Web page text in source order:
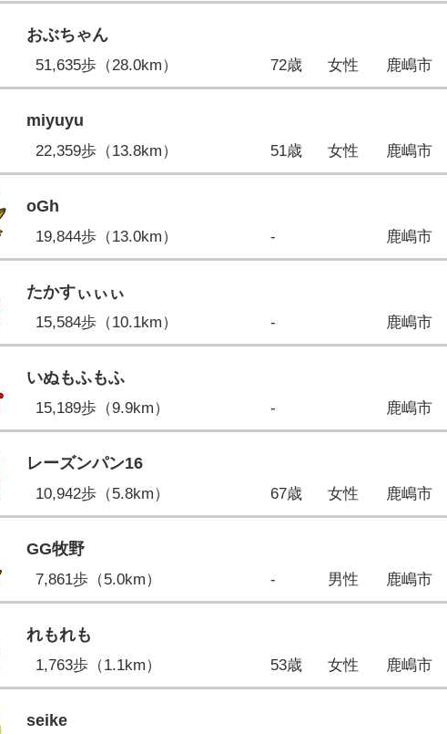
おぶちゃん
51,635歩（28.0km） 72歳 女性 鹿嶋市
miyuyu
22,359歩（13.8km） 51歳 女性 鹿嶋市
oGh
19,844歩（13.0km） - 鹿嶋市
たかすぃぃぃ
15,584歩（10.1km） - 鹿嶋市
いぬもふもふ
15,189歩（9.9km） - 鹿嶋市
レーズンパン16
10,942歩（5.8km） 67歳 女性 鹿嶋市
GG牧野
7,861歩（5.0km） - 男性 鹿嶋市
れもれも
1,763歩（1.1km） 53歳 女性 鹿嶋市
seike